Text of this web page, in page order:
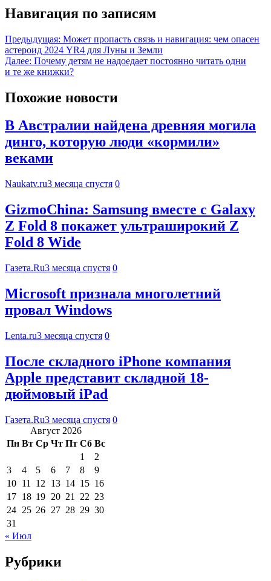
Навигация по записям
Предыдущая: Может пропасть связь и навигация: чем опасен
астероид 2024 YR4 для Луны и Земли
Далее: Почему детям не надоедает постоянно читать одни
и те же книжки?
Похожие новости
В Австралии найдена древняя могила
динго, которую люди «кормили»
веками
Naukatv.ru3 месяца спустя 0
GizmoChina: Samsung вместе с Galaxy
Z Fold 8 покажет ультраширокий Z
Fold 8 Wide
Газета.Ru3 месяца спустя 0
Microsoft признала многолетний
провал Windows
Lenta.ru3 месяца спустя 0
После складного iPhone компания
Apple представит складной 18-
дюймовый iPad
Газета.Ru3 месяца спустя 0
Август 2026
Пн Вт Ср Чт Пт Сб Вс
1
2
3
4 5 6 7 8
9
10 11 12 13 14 15 16
17 18 19 20 21 22 23
24 25 26 27 28 29 30
31
« Июл
Рубрики